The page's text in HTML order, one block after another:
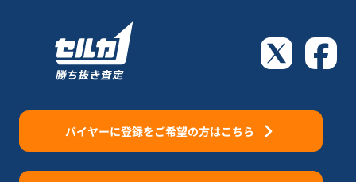
バイヤーに登録をご希望の方はこちら